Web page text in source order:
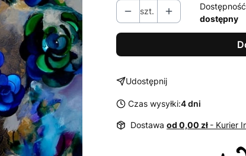
szt.
dostępny
Udostępnij
Czas wysyłki:4 dni
Dostawa od 0,00 zł - Kurier